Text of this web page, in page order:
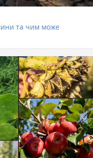
та чим може